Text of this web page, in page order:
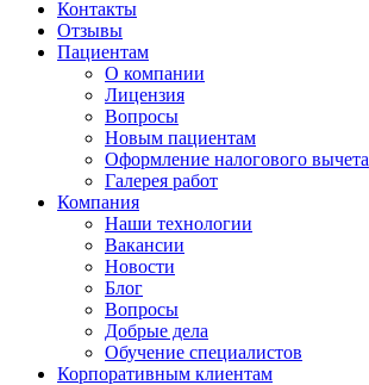
Контакты
Отзывы
Пациентам
О компании
Лицензия
Вопросы
Новым пациентам
Оформление налогового вычета
Галерея работ
Компания
Наши технологии
Вакансии
Новости
Блог
Вопросы
Добрые дела
Обучение специалистов
Корпоративным клиентам